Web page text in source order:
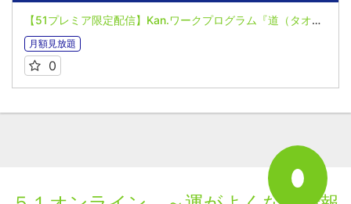
【51プレミア限定配信】Kan.ワークプログラム『道（タオ）にゆだねて生きる』Kan.さんに訊く。対談音声（2025年9月）
月額見放題
0